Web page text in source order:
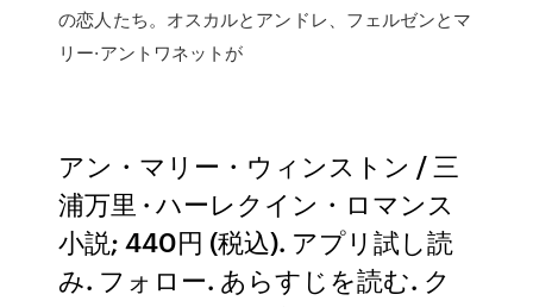
の恋人たち。オスカルとアンドレ、フェルゼンとマ
リー·アントワネットが
アン・マリー・ウィンストン / 三
浦万里 · ハーレクイン・ロマンス
小説; 440円 (税込). アプリ試し読
み. フォロー. あらすじを読む. ク